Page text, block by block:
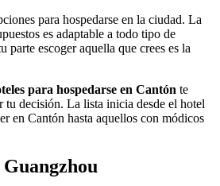
para hospedarse en la ciudad. La
es adaptable a todo tipo de
parte escoger aquella que crees es la
para hospedarse en Cantón te
tu decisión. La lista inicia desde el hotel
en Cantón hasta aquellos con módicos
Guangzhou